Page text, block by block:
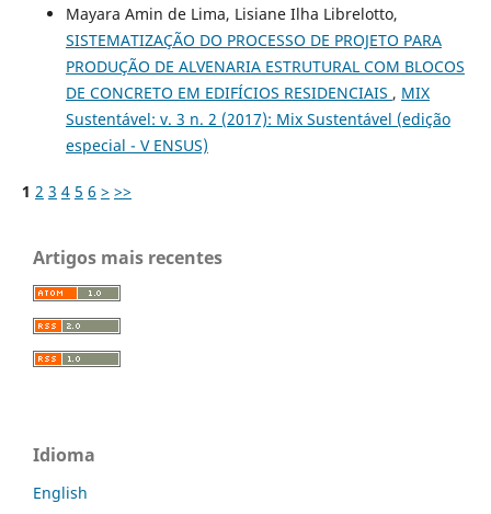
Mayara Amin de Lima, Lisiane Ilha Librelotto,
SISTEMATIZAÇÃO DO PROCESSO DE PROJETO PARA
PRODUÇÃO DE ALVENARIA ESTRUTURAL COM BLOCOS
DE CONCRETO EM EDIFÍCIOS RESIDENCIAIS , MIX
Sustentável: v. 3 n. 2 (2017): Mix Sustentável (edição
especial - V ENSUS)
1 2 3 4 5 6 > >>
Artigos mais recentes
Idioma
English